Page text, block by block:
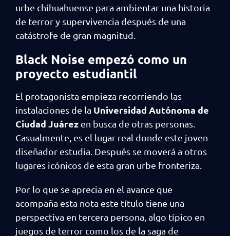
urbe chihuahuense para ambientar una historia
de terror y supervivencia después de una
catástrofe de gran magnitud.
Black Noise empezó como un
proyecto estudiantil
El protagonista empieza recorriendo las
instalaciones de la Universidad Autónoma de
Ciudad Juárez en busca de otras personas.
Casualmente, es el lugar real donde este joven
diseñador estudia. Después se moverá a otros
lugares icónicos de esta gran urbe fronteriza.
Por lo que se aprecia en el avance que
acompaña esta nota este título tiene una
perspectiva en tercera persona, algo típico en
juegos de terror como los de la saga de